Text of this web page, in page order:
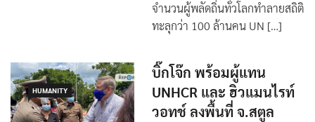
จำนวนผู้พลัดถิ่นทั่วโลกทำลายสถิติ
ทะลุกว่า 100 ล้านคน UN […]
HUMANITY
บิ๊กโจ๊ก พร้อมผู้แทน
UNHCR และ ฮิวแมนไรท์
วอทช์ ลงพื้นที่ จ.สตูล